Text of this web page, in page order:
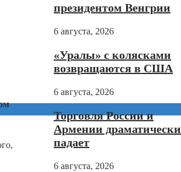
президентом Венгрии
6 августа, 2026
«Уралы» с колясками
возвращаются в США
6 августа, 2026
Торговля России и
Армении драматически
падает
6 августа, 2026